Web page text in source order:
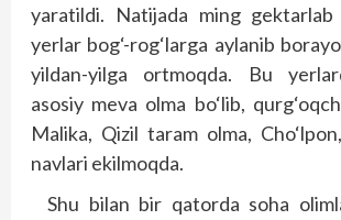
yaratildi. Natijada ming gektarlab
yerlar bog‘-rog‘larga aylanib
yildan-yilga ortmoqda. Bu
asosiy meva olma bo‘lib,
Malika, Qizil taram olma,
navlari ekilmoqda.
Shu bilan bir qatorda soha